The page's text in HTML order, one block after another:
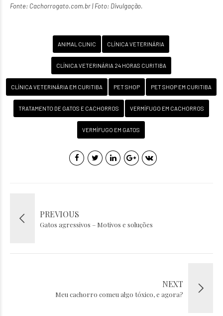
Fonte: Cachorrogato.com.br | Foto: Divulgação.
ANIMAL CLINIC CLÍNICA VETERINÁRIA
CLÍNICA VETERINÁRIA 24 HORAS CURITIBA
CLÍNICA VETERINÁRIA EM CURITIBA PET SHOP PET SHOP EM CURITIBA
TRATAMENTO DE GATOS E CACHORROS VERMÍFUGO EM CACHORROS
VERMÍFUGO EM GATOS
PREVIOUS
Gatos agressivos – Motivos e soluções
NEXT
Meu cachorro comeu algo tóxico, e agora?